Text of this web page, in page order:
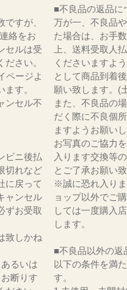
すが、
絡をお
セルは受
さい。
ページよ
す。
ンセル不
ビニ後払
切れなど
に戻って
ャンセル
ずお受取
致しかね
るいは
断りす
■不良品の返品に
万が一、不良品
た場合は、お手
上、送料受取人
くださいますよ
として商品到着
願い致します。(
また、不良品の
だく際に不良個
ますようお願い
お写真のご協力
入ります交換等
とご了承お願い致
※誠に恐れ入り
ョップ以外でご
しては一度購入
します。
■不良品以外の返
以下の条件を満
す。